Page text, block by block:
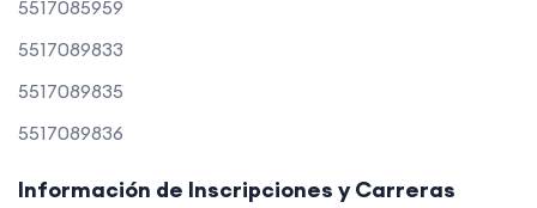
5517085959
5517089833
5517089835
5517089836
Información de Inscripciones y Carreras